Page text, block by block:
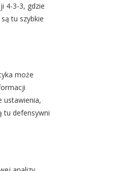
4-3-3, gdzie
tu szybkie
może
ustawienia,
tu defensywni